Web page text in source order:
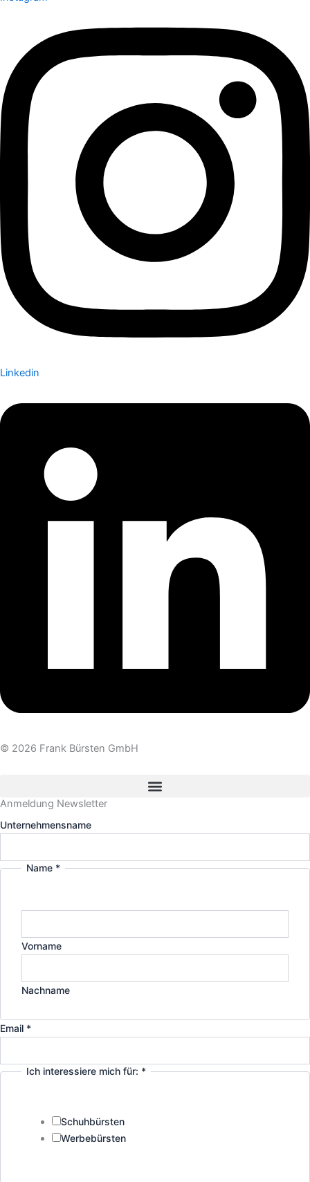
Linkedin
© 2026 Frank Bürsten GmbH
Anmeldung Newsletter
Unternehmensname
Name *
Vorname
Nachname
Email *
Ich interessiere mich für: *
Schuhbürsten
Werbebürsten